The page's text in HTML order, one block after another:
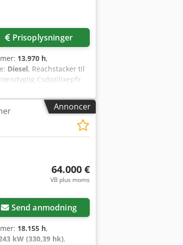
Prisoplysninger
13.970 h,
Diesel, Reachstacker til
Csdozllixepfx
18.00-25
Annoncer
64.000 €
VB plus moms
Send anmodning
18.155 h,
kW (330,39 hk),